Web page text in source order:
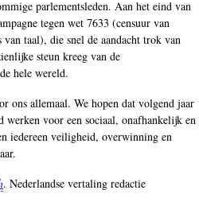
parlementsleden. Aan het eind van
tegen wet 7633 (censuur van
taal), die snel de aandacht trok van
steun kreeg van de
hele wereld.
ons allemaal. We hopen dat volgend jaar
werken voor een sociaal, onafhankelijk en
iedereen veiligheid, overwinning en
. Nederlandse vertaling redactie